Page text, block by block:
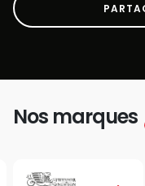
Nos marques